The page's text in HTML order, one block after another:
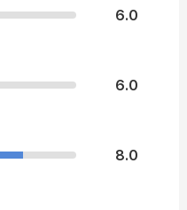
6.0
6.0
8.0